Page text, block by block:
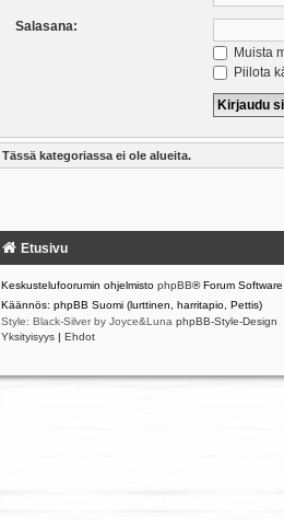
Salasana:
Muista
Piilota
Tässä kategoriassa ei ole alueita.
Etusivu
Keskustelufoorumin ohjelmisto phpBB® Forum
Käännös: phpBB Suomi (lurttinen, harritapio, Pettis)
Style: Black-Silver by Joyce&Luna phpBB-Style-Design
Yksityisyys | Ehdot